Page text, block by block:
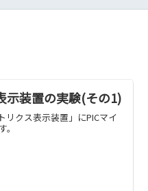
装置の実験(その1)
クス表示装置」にPICマイ